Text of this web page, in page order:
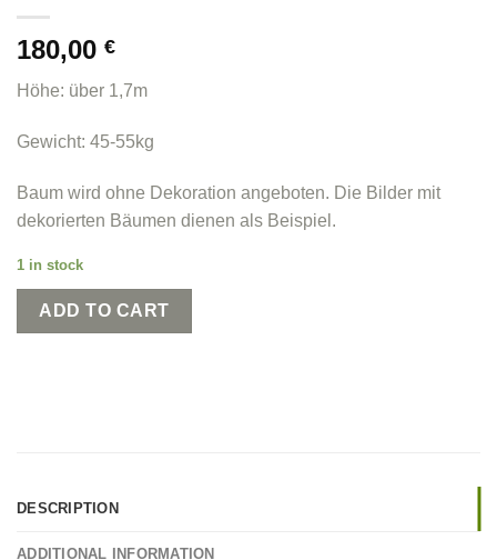
180,00 €
Höhe: über 1,7m
Gewicht: 45-55kg
Baum wird ohne Dekoration angeboten. Die Bilder mit
dekorierten Bäumen dienen als Beispiel.
1 in stock
ADD TO CART
DESCRIPTION
ADDITIONAL INFORMATION